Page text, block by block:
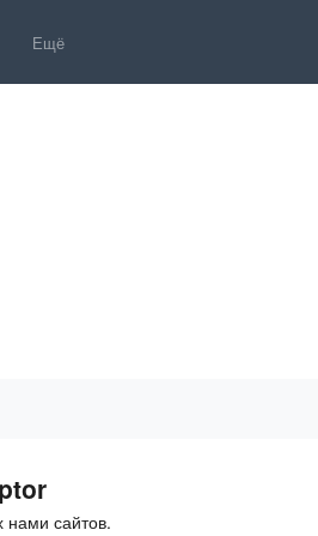
Ещё
нами сайтов.